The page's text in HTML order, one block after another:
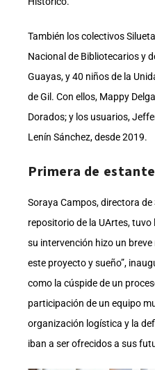
También los colectivos
Nacional de Bibliotecarios y
Guayas, y 40 niños de la
de Gil. Con ellos, Mappy
Dorados; y los usuarios,
Lenín Sánchez, desde 2019.
Primera de
Soraya Campos, directora
repositorio de la UArtes,
su intervención hizo un
este proyecto y sueño”,
como la cúspide de un
participación de un equipo
organización logística y la
iban a ser ofrecidos a sus